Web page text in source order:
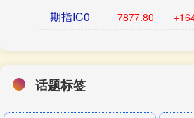
期指IC0 7877.80
话题标签